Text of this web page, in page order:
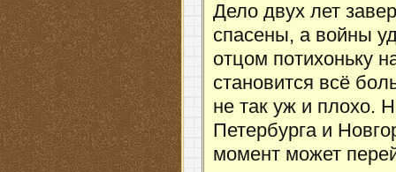
Дело двух лет
спасены, а войны
отцом потихоньку
становится всё
не так уж и плохо.
Петербурга и
момент может